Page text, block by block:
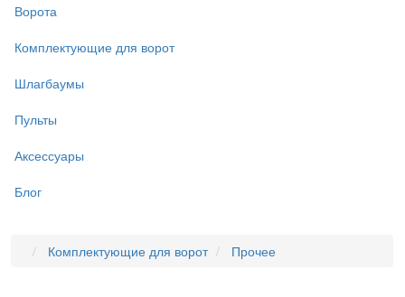
Ворота
Комплектующие для ворот
Шлагбаумы
Пульты
Аксессуары
Блог
Комплектующие для ворот Прочее